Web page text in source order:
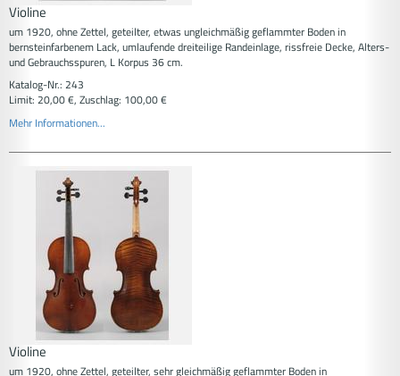
Violine
um 1920, ohne Zettel, geteilter, etwas ungleichmäßig geflammter Boden in
bernsteinfarbenem Lack, umlaufende dreiteilige Randeinlage, rissfreie Decke, Alters-
und Gebrauchsspuren, L Korpus 36 cm.
Katalog-Nr.: 243
Limit: 20,00 €, Zuschlag: 100,00 €
Mehr Informationen...
Violine
um 1920, ohne Zettel, geteilter, sehr gleichmäßig geflammter Boden in